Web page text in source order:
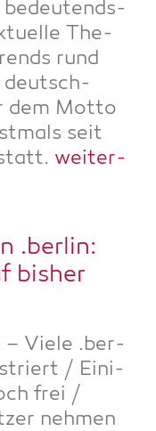
bedeu­tends­
The­
rund
deutsch­
dem Mot­to
seit
wei­ter­
.ber­lin:
bis­her
– Vie­le .ber­
/ Eini­
frei /
neh­men